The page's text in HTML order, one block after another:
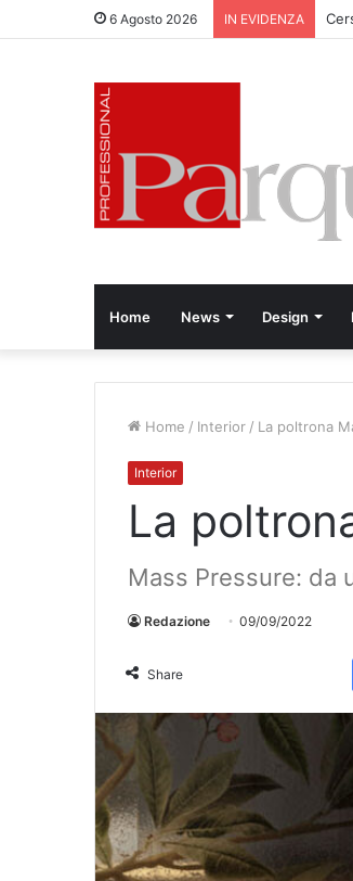
6 Agosto 2026 IN EVIDENZA
Home News Design
Home / Interior / La poltrona
Interior
La
Mass Pressure: da
Redazione 09/09/2022
Share